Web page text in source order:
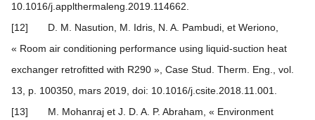
10.1016/j.applthermaleng.2019.114662.
[12] D. M. Nasution, M. Idris, N. A. Pambudi, et Weriono,
« Room air conditioning performance using liquid-suction heat
exchanger retrofitted with R290 », Case Stud. Therm. Eng., vol.
13, p. 100350, mars 2019, doi: 10.1016/j.csite.2018.11.001.
[13] M. Mohanraj et J. D. A. P. Abraham, « Environment